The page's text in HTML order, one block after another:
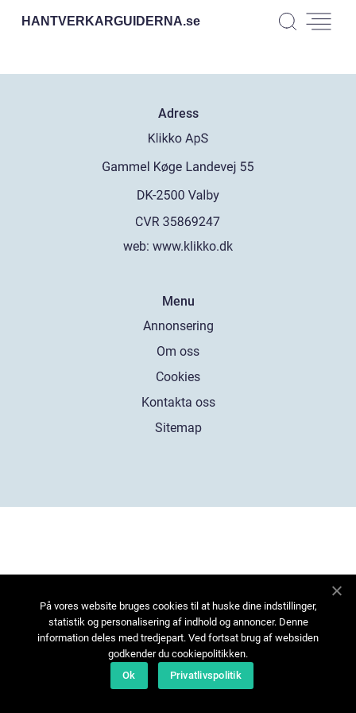
HANTVERKARGUIDERNA.se
Adress
web: www.klikko.dk
Menu
Annonsering
Om oss
Cookies
Kontakta oss
Sitemap
På vores website bruges cookies til at huske dine indstillinger,
statistik og personalisering af indhold og annoncer. Denne
information deles med tredjepart. Ved fortsat brug af websiden
godkender du cookiepolitikken.
Ok
Privatlivspolitik